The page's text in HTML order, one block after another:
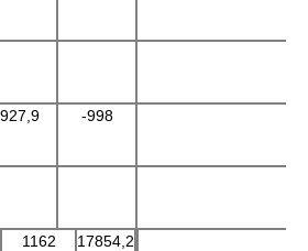
-998
1162 17854,2